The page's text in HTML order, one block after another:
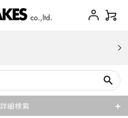
search
詳細検索